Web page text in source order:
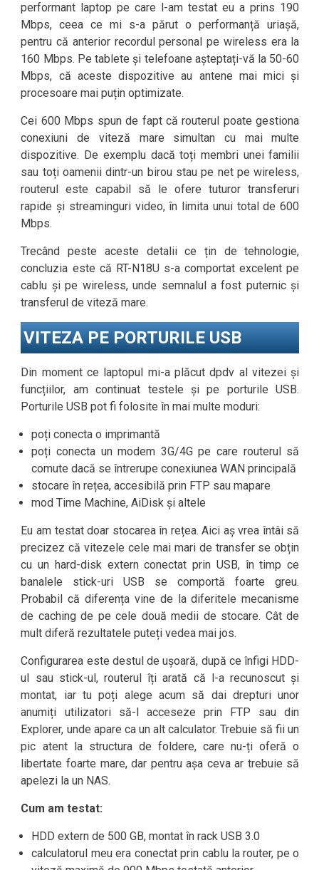
performant laptop pe care l-am testat eu a prins 190
Mbps, ceea ce mi s-a părut o performanță uriașă,
pentru că anterior recordul personal pe wireless era la
160 Mbps. Pe tablete și telefoane așteptați-vă la 50-60
Mbps, că aceste dispozitive au antene mai mici și
procesoare mai puțin optimizate.
Cei 600 Mbps spun de fapt că routerul poate gestiona
conexiuni de viteză mare simultan cu mai multe
dispozitive. De exemplu dacă toți membri unei familii
sau toți oamenii dintr-un birou stau pe net pe wireless,
routerul este capabil să le ofere tuturor transferuri
rapide și streaminguri video, în limita unui total de 600
Mbps.
Trecând peste aceste detalii ce țin de tehnologie,
concluzia este că RT-N18U s-a comportat excelent pe
cablu și pe wireless, unde semnalul a fost puternic și
transferul de viteză mare.
VITEZA PE PORTURILE USB
Din moment ce laptopul mi-a plăcut dpdv al vitezei și
funcțiilor, am continuat testele și pe porturile USB.
Porturile USB pot fi folosite în mai multe moduri:
poți conecta o imprimantă
poți conecta un modem 3G/4G pe care routerul să
comute dacă se întrerupe conexiunea WAN principală
stocare în rețea, accesibilă prin FTP sau mapare
mod Time Machine, AiDisk și altele
Eu am testat doar stocarea în rețea. Aici aș vrea întâi să
precizez că vitezele cele mai mari de transfer se obțin
cu un hard-disk extern conectat prin USB, în timp ce
banalele stick-uri USB se comportă foarte greu.
Probabil că diferența vine de la diferitele mecanisme
de caching de pe cele două medii de stocare. Cât de
mult diferă rezultatele puteți vedea mai jos.
Configurarea este destul de ușoară, după ce înfigi HDD-
ul sau stick-ul, routerul îți arată că l-a recunoscut și
montat, iar tu poți alege acum să dai drepturi unor
anumiți utilizatori să-l acceseze prin FTP sau din
Explorer, unde apare ca un alt calculator. Trebuie să fii un
pic atent la structura de foldere, care nu-ți oferă o
libertate foarte mare, dar pentru așa ceva ar trebuie să
apelezi la un NAS.
Cum am testat:
HDD extern de 500 GB, montat în rack USB 3.0
calculatorul meu era conectat prin cablu la router, pe o